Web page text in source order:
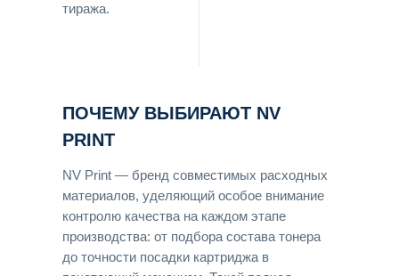
тиража.
ПОЧЕМУ ВЫБИРАЮТ NV
PRINT
NV Print — бренд совместимых расходных
материалов, уделяющий особое внимание
контролю качества на каждом этапе
производства: от подбора состава тонера
до точности посадки картриджа в